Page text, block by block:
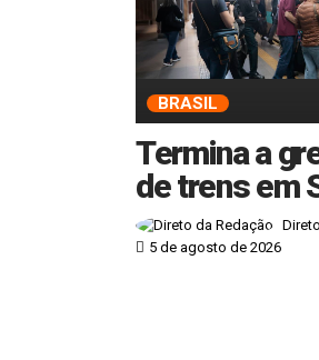
BRASIL
Termina a
de trens em
5 de agosto de 2026